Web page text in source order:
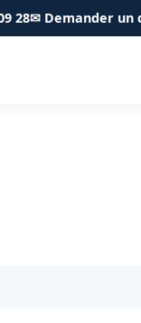
28✉ Demander un